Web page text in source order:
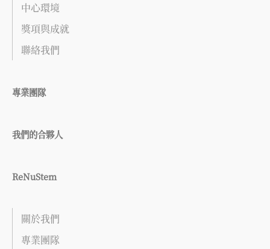
中心環境
獎項與成就
聯絡我們
專業團隊
我們的合夥人
ReNuStem
關於我們
專業團隊